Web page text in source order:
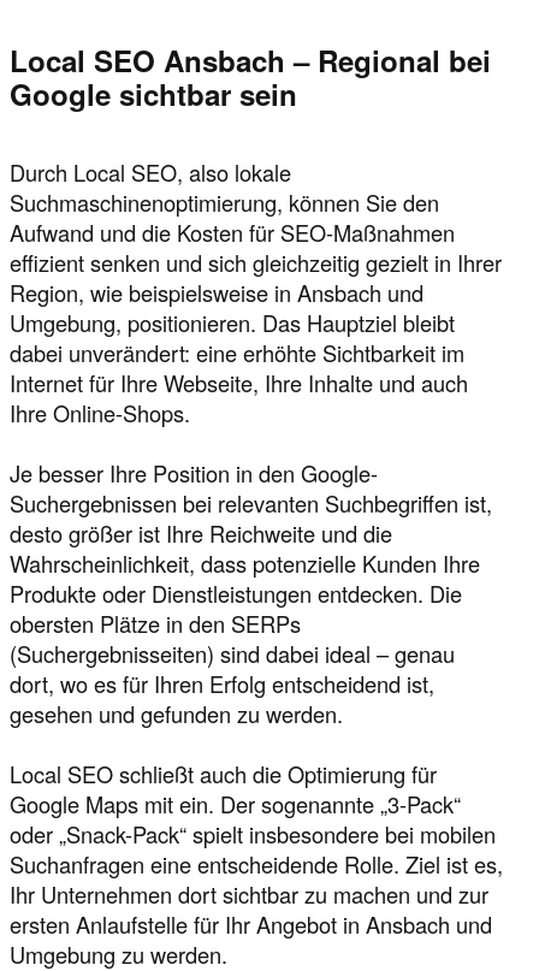
Local SEO Ansbach – Regional bei
Google sichtbar sein
Durch Local SEO, also lokale
Suchmaschinenoptimierung, können Sie den
Aufwand und die Kosten für SEO-Maßnahmen
effizient senken und sich gleichzeitig gezielt in Ihrer
Region, wie beispielsweise in Ansbach und
Umgebung, positionieren. Das Hauptziel bleibt
dabei unverändert: eine erhöhte Sichtbarkeit im
Internet für Ihre Webseite, Ihre Inhalte und auch
Ihre Online-Shops.
Je besser Ihre Position in den Google-
Suchergebnissen bei relevanten Suchbegriffen ist,
desto größer ist Ihre Reichweite und die
Wahrscheinlichkeit, dass potenzielle Kunden Ihre
Produkte oder Dienstleistungen entdecken. Die
obersten Plätze in den SERPs
(Suchergebnisseiten) sind dabei ideal – genau
dort, wo es für Ihren Erfolg entscheidend ist,
gesehen und gefunden zu werden.
Local SEO schließt auch die Optimierung für
Google Maps mit ein. Der sogenannte „3-Pack“
oder „Snack-Pack“ spielt insbesondere bei mobilen
Suchanfragen eine entscheidende Rolle. Ziel ist es,
Ihr Unternehmen dort sichtbar zu machen und zur
ersten Anlaufstelle für Ihr Angebot in Ansbach und
Umgebung zu werden.